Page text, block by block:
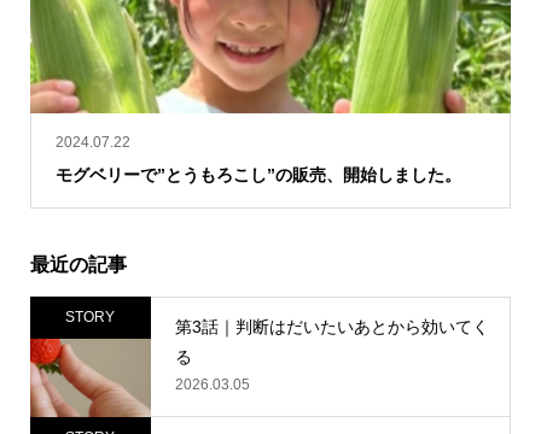
2024.07.22
モグベリーで”とうもろこし”の販売、開始しました。
最近の記事
第3話｜判断はだいたいあとから効いてく
る
2026.03.05
STORY